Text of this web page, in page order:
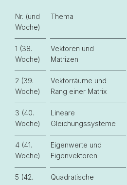
Nr. (und
Woche)
Thema
1 (38.
Woche)
Vektoren und
Matrizen
2 (39.
Woche)
Vektorräume und
Rang einer Matrix
3 (40.
Woche)
Lineare
Gleichungssysteme
4 (41.
Woche)
Eigenwerte und
Eigenvektoren
5 (42.
Quadratische